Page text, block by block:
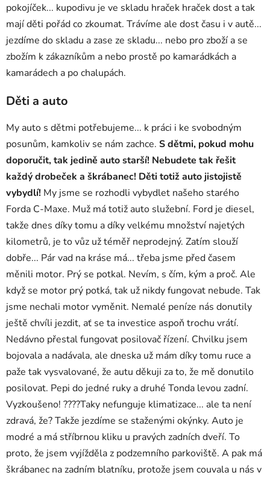
pokojíček... kupodivu je ve skladu hraček hraček dost a tak
mají děti pořád co zkoumat. Trávíme ale dost času i v autě...
jezdíme do skladu a zase ze skladu... nebo pro zboží a se
zbožím k zákazníkům a nebo prostě po kamarádkách a
kamarádech a po chalupách.
Děti a auto
My auto s dětmi potřebujeme... k práci i ke svobodným
posunům, kamkoliv se nám zachce. S dětmi, pokud mohu
doporučit, tak jedině auto starší! Nebudete tak řešit
každý drobeček a škrábanec! Děti totiž auto jistojistě
vybydlí! My jsme se rozhodli vybydlet našeho starého
Forda C-Maxe. Muž má totiž auto služební. Ford je diesel,
takže dnes díky tomu a díky velkému množství najetých
kilometrů, je to vůz už téměř neprodejný. Zatím slouží
dobře... Pár vad na kráse má... třeba jsme před časem
měnili motor. Prý se potkal. Nevím, s čím, kým a proč. Ale
když se motor prý potká, tak už nikdy fungovat nebude. Tak
jsme nechali motor vyměnit. Nemalé peníze nás donutily
ještě chvíli jezdit, ať se ta investice aspoň trochu vrátí.
Nedávno přestal fungovat posilovač řízení. Chvilku jsem
bojovala a nadávala, ale dneska už mám díky tomu ruce a
paže tak vysvalované, že autu děkuji za to, že mě donutilo
posilovat. Pepi do jedné ruky a druhé Tonda levou zadní.
Vyzkoušeno! ????Taky nefunguje klimatizace... ale ta není
zdravá, že? Takže jezdíme se staženými okýnky. Auto je
modré a má stříbrnou kliku u pravých zadních dveří. To
proto, že jsem vyjížděla z podzemního parkoviště. A pak má
škrábanec na zadním blatníku, protože jsem couvala u nás v